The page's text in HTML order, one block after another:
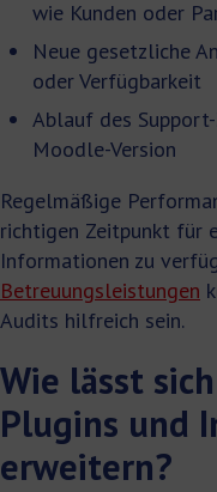
wie Kunden oder
Neue gesetzliche
oder Verfügbarkeit
Ablauf des
Moodle-Version
Regelmäßige
richtigen Zeitpunkt für
Informationen zu
Betreuungsleistungen
Audits hilfreich sein.
Wie lässt
Plugins und
erweitern?